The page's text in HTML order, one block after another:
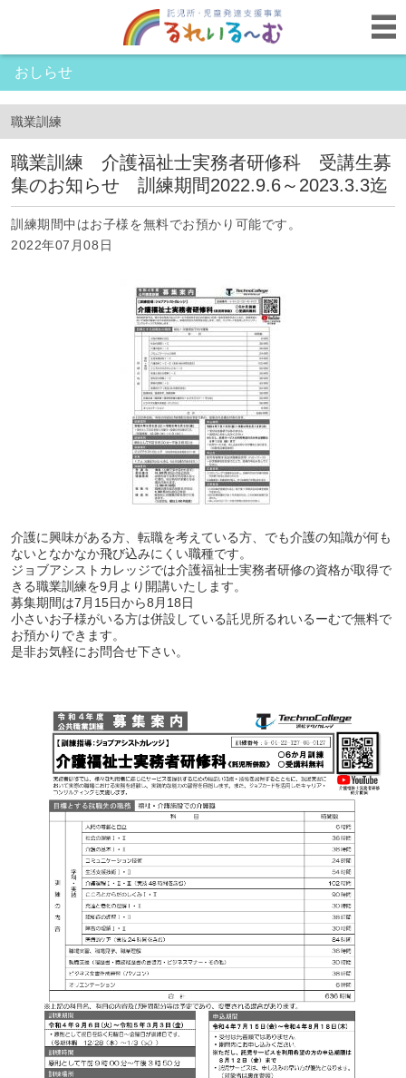
おしらせ
職業訓練
職業訓練 介護福祉士実務者研修科 受講生募
集のお知らせ 訓練期間2022.9.6～2023.3.3迄
訓練期間中はお子様を無料でお預かり可能です。
2022年07月08日
介護に興味がある方、転職を考えている方、でも介護の知識が何も
ないとなかなか飛び込みにくい職種です。
ジョブアシストカレッジでは介護福祉士実務者研修の資格が取得で
きる職業訓練を9月より開講いたします。
募集期間は7月15日から8月18日
小さいお子様がいる方は併設している託児所るれいるーむで無料で
お預かりできます。
是非お気軽にお問合せ下さい。